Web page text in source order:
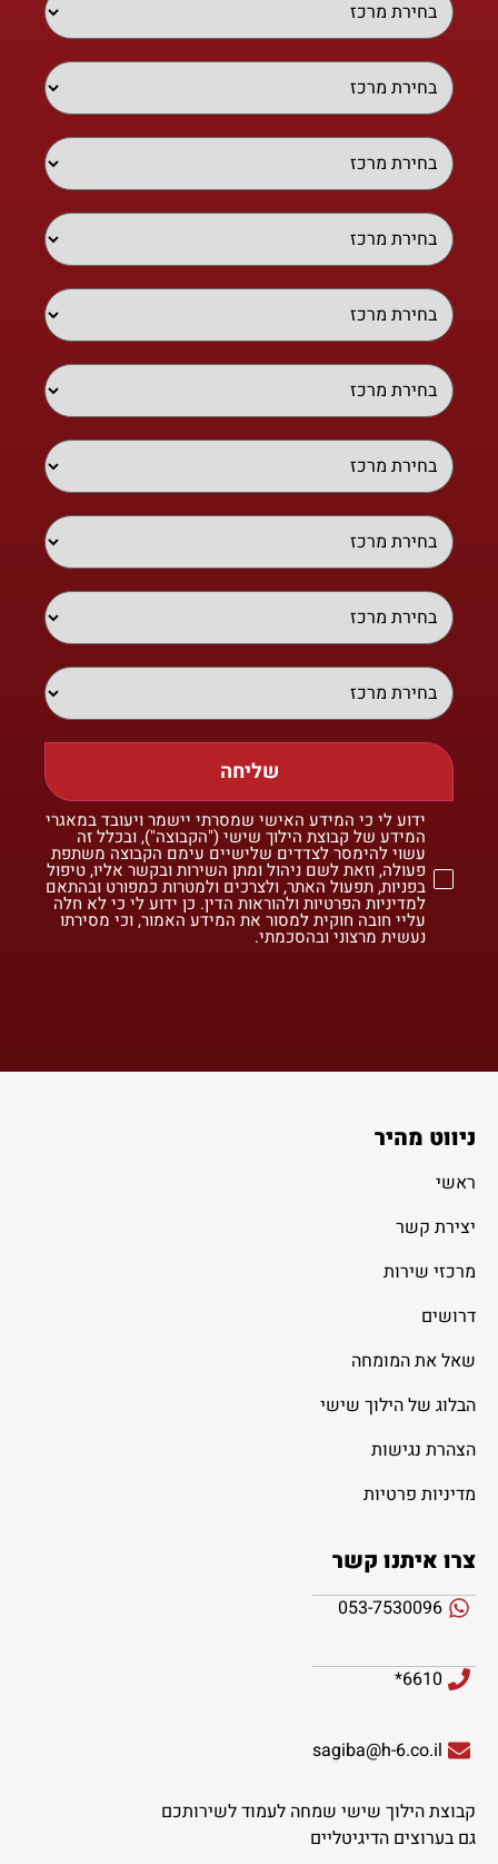
שליחה
ידוע לי כי המידע האישי שמסרתי יישמר ויעובד במאגרי
המידע של קבוצת הילוך שישי ("הקבוצה"), ובכלל זה
עשוי להימסר לצדדים שלישיים עימם הקבוצה משתפת
פעולה, וזאת לשם ניהול ומתן השירות ובקשר אליו, טיפול
בפניות, תפעול האתר, ולצרכים ולמטרות כמפורט ובהתאם
למדיניות הפרטיות ולהוראות הדין. כן ידוע לי כי לא חלה
עליי חובה חוקית למסור את המידע האמור, וכי מסירתו
נעשית מרצוני ובהסכמתי.
ניווט מהיר
ראשי
יצירת קשר
מרכזי שירות
דרושים
שאל את המומחה
הבלוג של הילוך שישי
הצהרת נגישות
מדיניות פרטיות
צרו איתנו קשר
053-7530096
6610*
sagiba@h-6.co.il
קבוצת הילוך שישי שמחה לעמוד לשירותכם
גם בערוצים הדיגיטליים